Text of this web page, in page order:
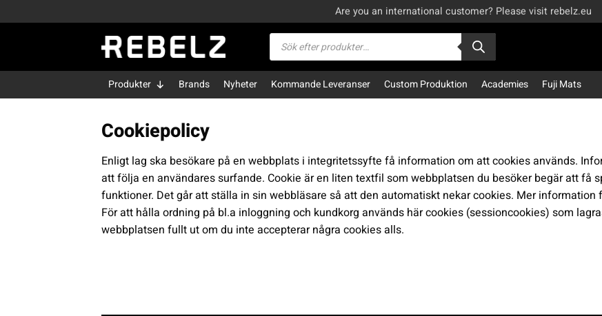
to
Are you an international customer? Please visit rebelz.eu
Produktsökning
Produkter Brands Nyheter Kommande Leveranser Custom Produktion Academies Fuji Mats
Cookiepolicy
Enligt lag ska besökare på en webbplats i integritetssyfte få information om att cookies används.
att följa en användares surfande. Cookie är en liten textfil som webbplatsen du besöker begär att få
funktioner. Det går att ställa in sin webbläsare så att den automatiskt nekar cookies. Mer
För att hålla ordning på bl.a inloggning och kundkorg används här cookies (sessioncookies) som
webbplatsen fullt ut om du inte accepterar några cookies alls.